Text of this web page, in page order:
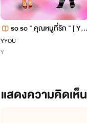
so so " คุณหนูที่รัก " [ YA
OI 18 + ]
YYOU
Y
แสดงความคิดเห็น